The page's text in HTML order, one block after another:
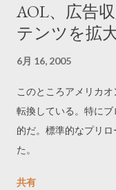
AOL、広告
テンツを拡
6月 16, 2005
このところアメリカ
転換している。特に
的だ。標準的なプリ
た。
共有